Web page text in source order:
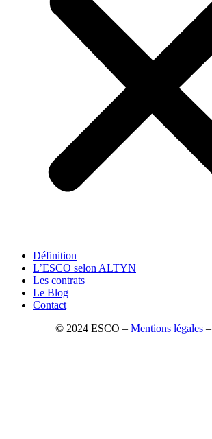
Définition
L’ESCO selon ALTYN
Les contrats
Le Blog
Contact
© 2024 ESCO – Mentions légales–